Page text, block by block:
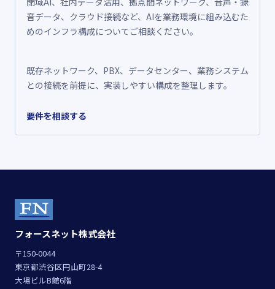
音データ、クラウド接続など、AIを業務環境に組み込むた
めのインフラ構成についてご相談ください。
既存ネットワーク、PBX、データセンター、業務システム
との接続を前提に、実装しやすい構成を整理します。
要件を相談する
フォースネット株式会社
〒150-0044
東京都渋谷区円山町28-4
大場ビルB館6階